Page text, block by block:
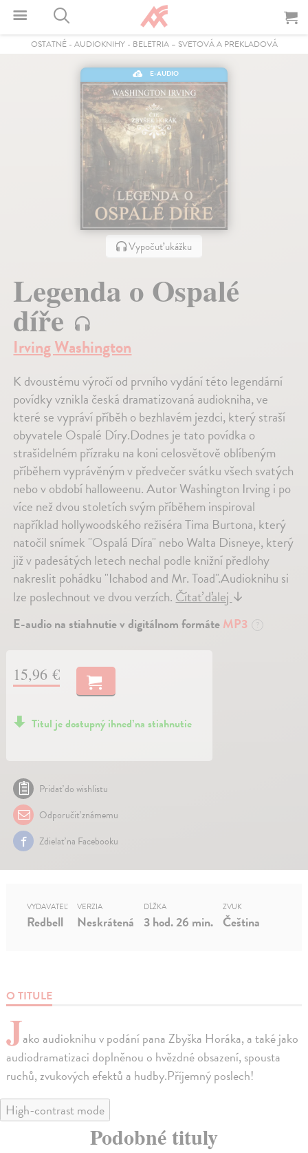
OSTATNÉ- AUDIOKNIHY- BELETRIA – SVETOVÁ A PREKLADOVÁ
E-AUDIO
Vypočuť ukážku
Legenda o Ospalé
díře
Irving Washington
K dvoustému výročí od prvního vydání této legendární
povídky vznikla česká dramatizovaná audiokniha, ve
které se vypráví příběh o bezhlavém jezdci, který straší
obyvatele Ospalé Díry.Dodnes je tato povídka o
strašidelném přízraku na koni celosvětově oblíbeným
příběhem vyprávěným v předvečer svátku všech svatých
nebo v období halloweenu. Autor Washington Irving i po
více než dvou stoletích svým příběhem inspiroval
například hollywoodského režiséra Tima Burtona, který
natočil snímek "Ospalá Díra" nebo Walta Disneye, který
již v padesátých letech nechal podle knižní předlohy
nakreslit pohádku "Ichabod and Mr. Toad".Audioknihu si
lze poslechnout ve dvou verzích.Čítať ďalej↓
E-audio na stiahnutie v digitálnom formáteMP3 ?
15,96 €
Titul je dostupný ihneď na stiahnutie
Pridať do wishlistu
Odporučiť známemu
Zdielať na Facebooku
O TITULE
Jako audioknihu v podání pana Zbyška Horáka, a také jako
audiodramatizaci doplněnou o hvězdné obsazení, spousta
ruchů, zvukových efektů a hudby.Příjemný poslech!
VYDAVATEĽ
Redbell
VERZIA
Neskrátená
DĹŽKA
3 hod. 26 min.
ZVUK
Čeština
High-contrast mode
Podobné tituly